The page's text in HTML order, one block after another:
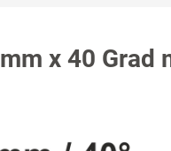
x 40 Grad